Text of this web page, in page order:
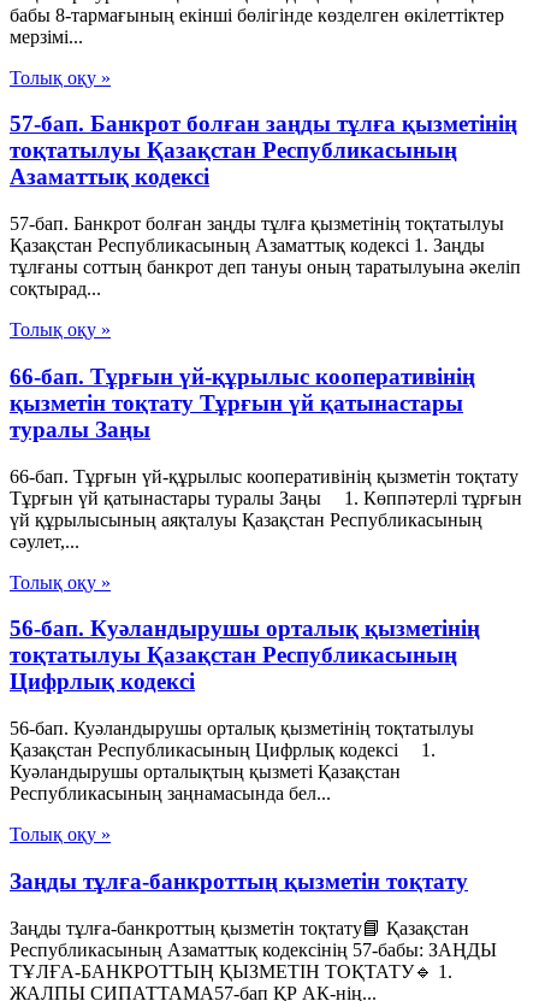
бабы 8-тармағының екінші бөлігінде көзделген өкілеттіктер
мерзімі...
Толық оқу »
57-бап. Банкрот болған заңды тұлға қызметiнiң
тоқтатылуы Қазақстан Республикасының
Азаматтық кодексi
57-бап. Банкрот болған заңды тұлға қызметiнiң тоқтатылуы
Қазақстан Республикасының Азаматтық кодексi 1. Заңды
тұлғаны соттың банкрот деп тануы оның таратылуына әкелiп
соқтырад...
Толық оқу »
66-бап. Тұрғын үй-құрылыс кооперативінің
қызметін тоқтату Тұрғын үй қатынастары
туралы Заңы
66-бап. Тұрғын үй-құрылыс кооперативінің қызметін тоқтату
Тұрғын үй қатынастары туралы Заңы 1. Көппәтерлі тұрғын
үй құрылысының аяқталуы Қазақстан Республикасының
сәулет,...
Толық оқу »
56-бап. Куәландырушы орталық қызметінің
тоқтатылуы Қазақстан Республикасының
Цифрлық кодексі
56-бап. Куәландырушы орталық қызметінің тоқтатылуы
Қазақстан Республикасының Цифрлық кодексі 1.
Куәландырушы орталықтың қызметі Қазақстан
Республикасының заңнамасында бел...
Толық оқу »
Заңды тұлға-банкроттың қызметін тоқтату
Заңды тұлға-банкроттың қызметін тоқтату📘 Қазақстан
Республикасының Азаматтық кодексінің 57-бабы: ЗАҢДЫ
ТҰЛҒА-БАНКРОТТЫҢ ҚЫЗМЕТІН ТОҚТАТУ🔹 1.
ЖАЛПЫ СИПАТТАМА57-бап ҚР АК-нің...